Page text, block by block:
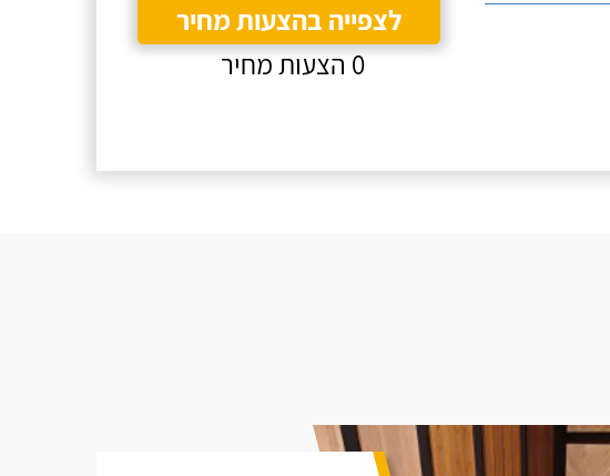
לצפייה בהצעות מחיר
0 הצעות מחיר